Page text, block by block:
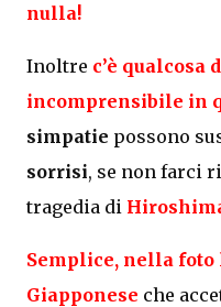
nulla!
Inoltre c’è qualcosa
incomprensibile in
simpatie possono
sorrisi, se non farci
tragedia di
Semplice, nella
Giapponese che